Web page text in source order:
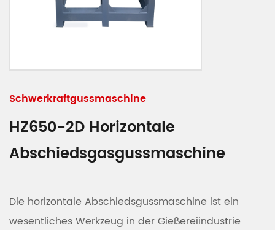
Schwerkraftgussmaschine
HZ650-2D Horizontale
Abschiedsgasgussmaschine
Die horizontale Abschiedsgussmaschine ist ein
wesentliches Werkzeug in der Gießereiindustrie